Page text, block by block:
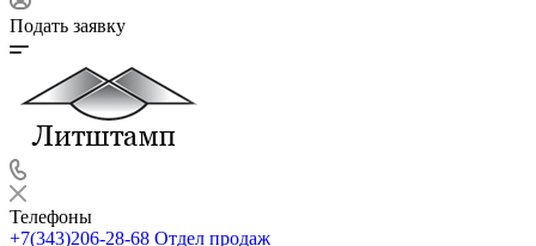
Подать заявку
Телефоны
+7(343)206-28-68 Отдел продаж